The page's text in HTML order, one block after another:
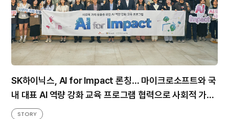
SK하이닉스, AI for Impact 론칭… 마이크로소프트와 국
내 대표 AI 역량 강화 교육 프로그램 협력으로 사회적 가치
창출한다
STORY